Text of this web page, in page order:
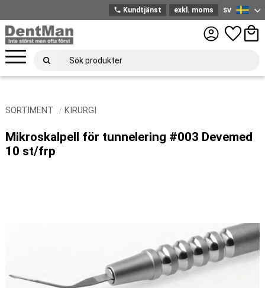
Meny
phone Kundtjänst exkl. moms
Svenska
SV
Favoriter
SORTIMENT KIRURGI
Mikroskalpell för tunnelering #003 Devemed
10 st/frp